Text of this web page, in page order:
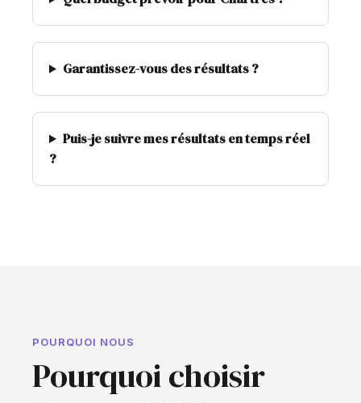
Garantissez-vous des résultats ?
Puis-je suivre mes résultats en temps réel
?
POURQUOI NOUS
Pourquoi choisir